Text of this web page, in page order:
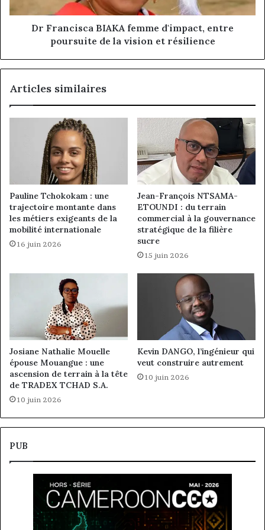
la
Dr Francisca BIAKA femme d'impact, entre
poursuite de la vision et résilience
Articles similaires
Pauline Tchokokam : une
trajectoire montante dans
les métiers exigeants de la
mobilité internationale
16 juin 2026
Jean-François NTSAMA-
ETOUNDI : du terrain
commercial à la gouvernance
stratégique de la filière
sucre
15 juin 2026
Josiane Nathalie Mouelle
épouse Mouangue : une
ascension de terrain à la tête
de TRADEX TCHAD S.A.
10 juin 2026
Kevin DANGO, l’ingénieur qui
veut construire autrement
10 juin 2026
PUB